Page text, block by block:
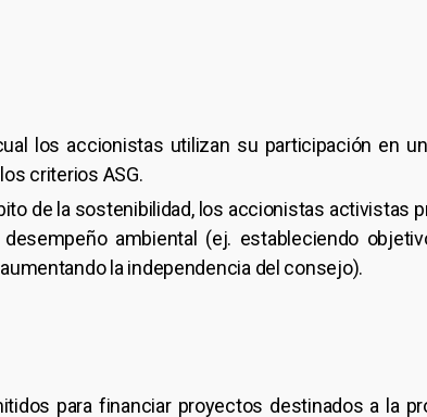
los accionistas utilizan su participación en
criterios ASG.
de la sostenibilidad, los accionistas activistas
ambiental (ej. estableciendo
la independencia del consejo).
para financiar proyectos destinados a la